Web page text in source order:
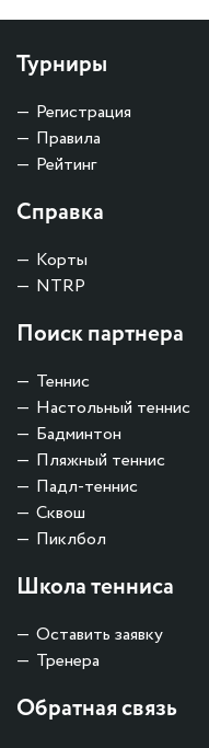
Турниры
Регистрация
Правила
Рейтинг
Справка
Корты
NTRP
Поиск партнера
Теннис
Настольный теннис
Бадминтон
Пляжный теннис
Падл-теннис
Сквош
Пиклбол
Школа тенниса
Оставить заявку
Тренера
Обратная связь